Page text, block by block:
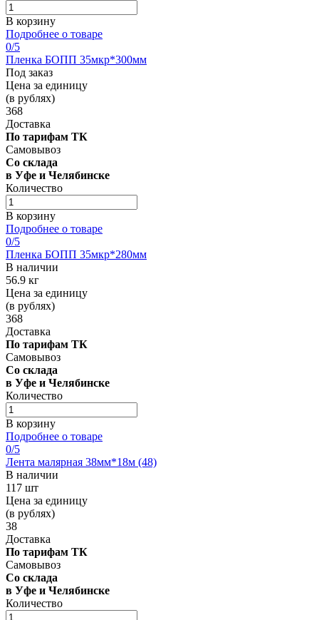
В корзину
Подробнее о товаре
0/5
Пленка БОПП 35мкр*300мм
Под заказ
Цена за единицу
(в рублях)
368
Доставка
По тарифам ТК
Самовывоз
Со склада
в Уфе и Челябинске
Количество
В корзину
Подробнее о товаре
0/5
Пленка БОПП 35мкр*280мм
В наличии
56.9 кг
Цена за единицу
(в рублях)
368
Доставка
По тарифам ТК
Самовывоз
Со склада
в Уфе и Челябинске
Количество
В корзину
Подробнее о товаре
0/5
Лента малярная 38мм*18м (48)
В наличии
117 шт
Цена за единицу
(в рублях)
38
Доставка
По тарифам ТК
Самовывоз
Со склада
в Уфе и Челябинске
Количество